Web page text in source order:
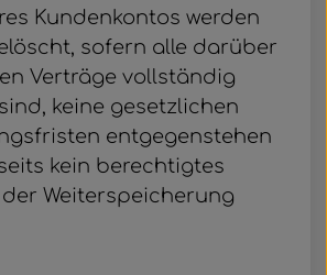
Kundenkontos werden
sofern alle darüber
Verträge vollständig
keine gesetzlichen
entgegenstehen
kein berechtigtes
der Weiterspeicherung